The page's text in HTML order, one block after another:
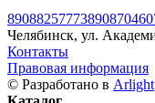
89088257773
Челябинск, ул.
Контакты
Правовая информация
© Разработано в Arlight